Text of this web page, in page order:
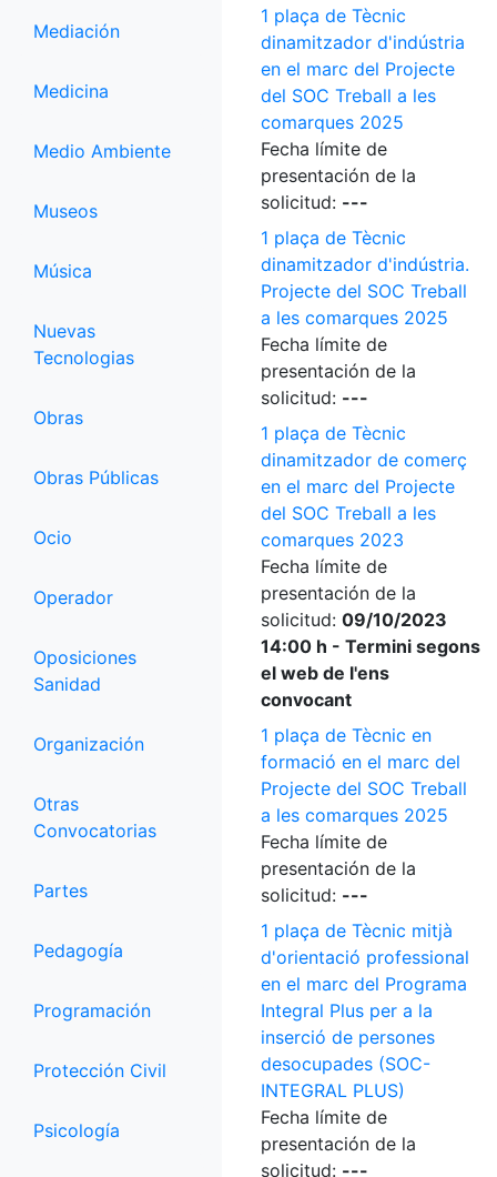
Mediación
Medicina
Medio Ambiente
Museos
Música
Nuevas
Tecnologias
Obras
Obras Públicas
Ocio
Operador
Oposiciones
Sanidad
Organización
Otras
Convocatorias
Partes
Pedagogía
Programación
Protección Civil
Psicología
1 plaça de Tècnic
dinamitzador d'indústria
en el marc del Projecte
del SOC Treball a les
comarques 2025
Fecha límite de
presentación de la
solicitud: ---
1 plaça de Tècnic
dinamitzador d'indústria.
Projecte del SOC Treball
a les comarques 2025
Fecha límite de
presentación de la
solicitud: ---
1 plaça de Tècnic
dinamitzador de comerç
en el marc del Projecte
del SOC Treball a les
comarques 2023
Fecha límite de
presentación de la
solicitud: 09/10/2023
14:00 h - Termini segons
el web de l'ens
convocant
1 plaça de Tècnic en
formació en el marc del
Projecte del SOC Treball
a les comarques 2025
Fecha límite de
presentación de la
solicitud: ---
1 plaça de Tècnic mitjà
d'orientació professional
en el marc del Programa
Integral Plus per a la
inserció de persones
desocupades (SOC-
INTEGRAL PLUS)
Fecha límite de
presentación de la
solicitud: ---